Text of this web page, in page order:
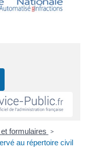
formulaires >
au répertoire civil